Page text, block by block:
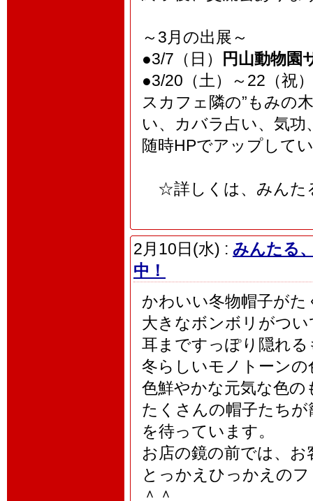
～3月の出展～
●3/7（日）
円山動物園
●3/20（土）～22（祝）
スカフェ隣の”もみの
い、カバラ占い、気
随時HPでアップして
☆詳しくは、みんた
2月10日(水) : みんたる
中！
かわいい冬物帽子が
大きなボンボリがつ
耳まですっぽり隠れる
冬らしいモノトーン
色鮮やかな元気な色の
たくさんの帽子たち
を待っています。
お店の鏡の前では、
とっかえひっかえの
＾＾